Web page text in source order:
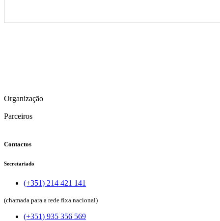
Organização
Parceiros
Contactos
Secretariado
(+351) 214 421 141
(chamada para a rede fixa nacional)
(+351) 935 356 569